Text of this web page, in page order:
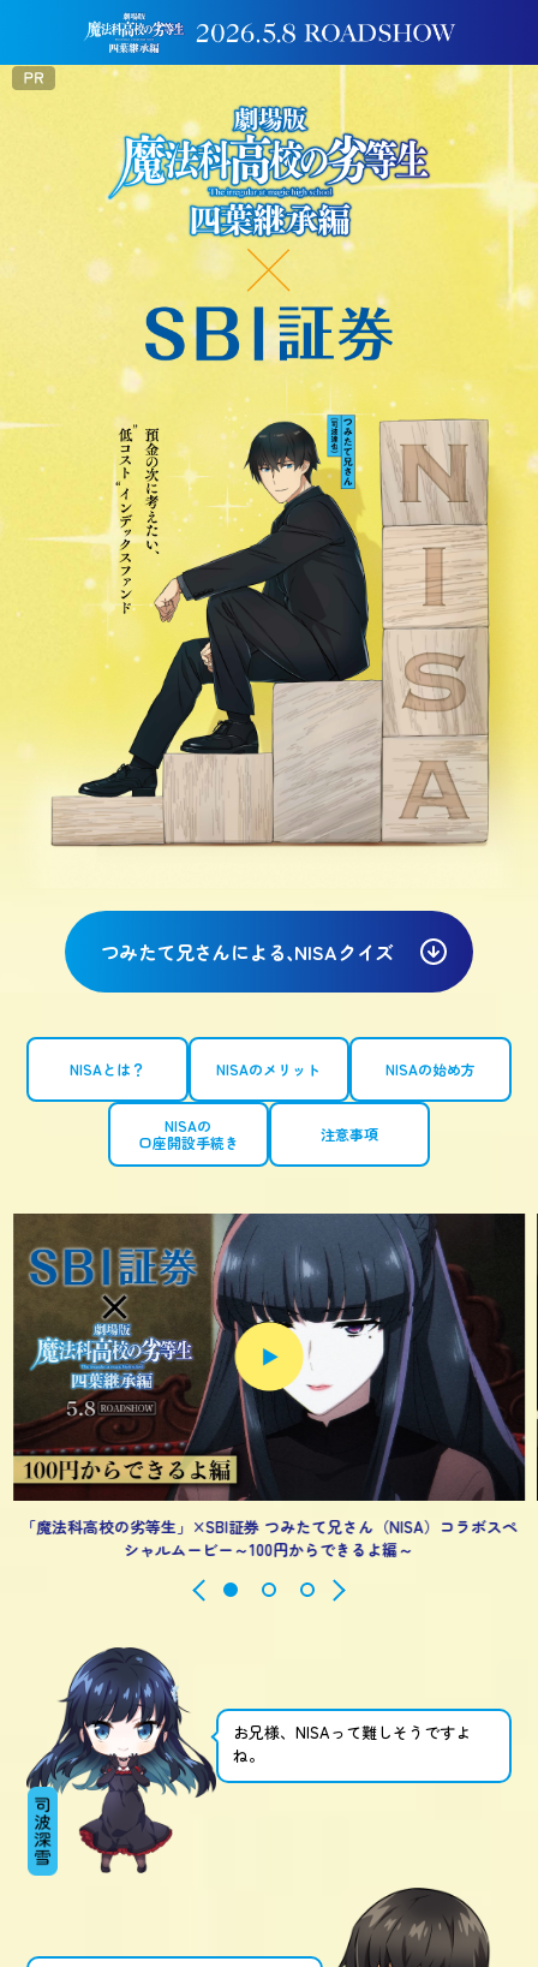
NISAとは？ NISAのメリット NISAの始め方
NISAの
口座開設手続き
注意事項
つみたて兄さんによる、NISAクイズ
「魔法科高校の劣等生」×SBI証券 つみたて兄さん（NISA）コラボスペ
シャルムービー～100円からできるよ編～
お兄様、NISAって難しそうですよ
ね。